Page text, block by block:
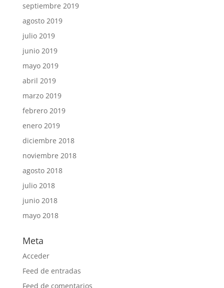
septiembre 2019
agosto 2019
julio 2019
junio 2019
mayo 2019
abril 2019
marzo 2019
febrero 2019
enero 2019
diciembre 2018
noviembre 2018
agosto 2018
julio 2018
junio 2018
mayo 2018
Meta
Acceder
Feed de entradas
Feed de comentarios